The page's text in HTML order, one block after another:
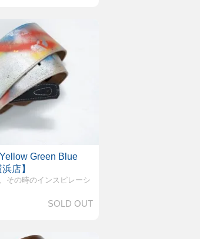
Green Blue
店】
その時のインスピレーシ
SOLD OUT